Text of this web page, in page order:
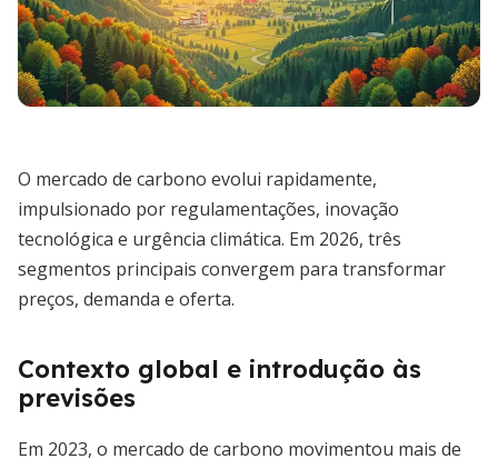
O mercado de carbono evolui rapidamente,
impulsionado por regulamentações, inovação
tecnológica e urgência climática. Em 2026, três
segmentos principais convergem para transformar
preços, demanda e oferta.
Contexto global e introdução às
previsões
Em 2023, o mercado de carbono movimentou mais de